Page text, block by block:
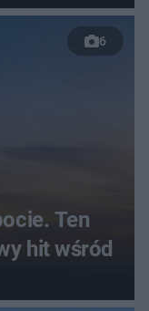
6
Ten
hit wśród